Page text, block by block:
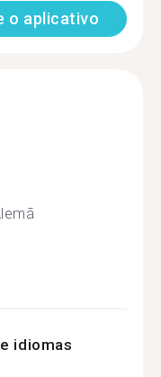
o aplicativo
idiomas